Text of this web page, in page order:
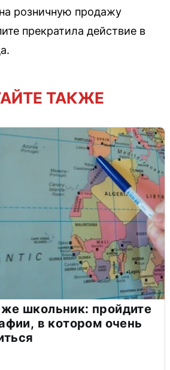
розничную продажу
прекратила действие в
ТАКЖЕ
школьник: пройдите
в котором очень